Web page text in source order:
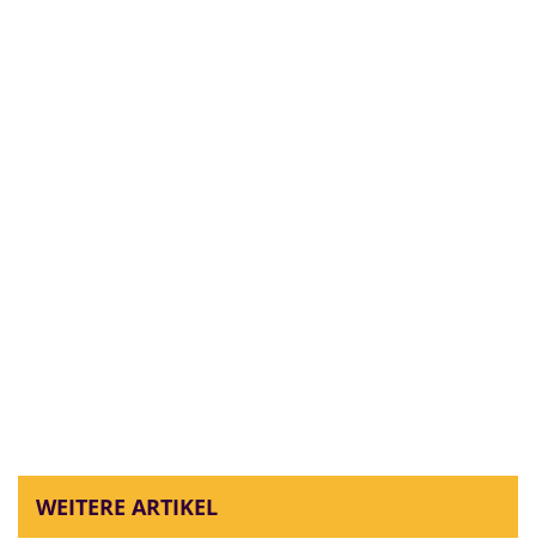
WEITERE ARTIKEL